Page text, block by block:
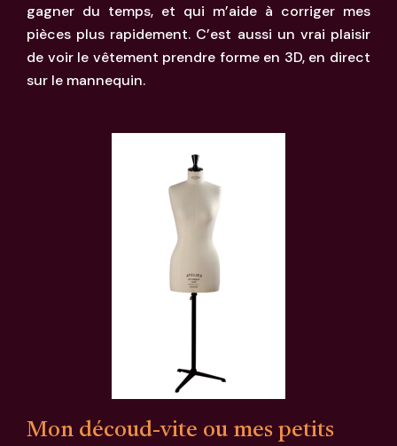
gagner du temps, et qui m’aide à corriger mes
pièces plus rapidement. C’est aussi un vrai plaisir
de voir le vêtement prendre forme en 3D, en direct
sur le mannequin.
Mon découd-vite ou mes petits